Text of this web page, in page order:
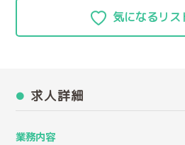
求人詳細
業務内容